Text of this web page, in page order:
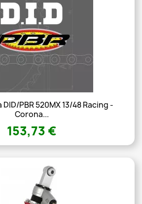
DID/PBR 520MX 13/48 Racing -
Corona...
153,73 €